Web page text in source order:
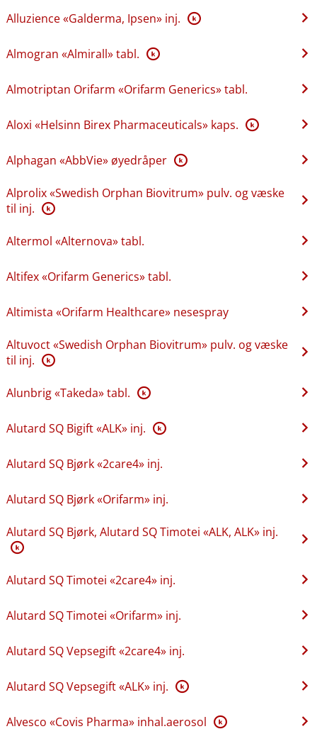
Alluzience «Galderma, Ipsen» inj. K
Almogran «Almirall» tabl. K
Almotriptan Orifarm «Orifarm Generics» tabl.
Aloxi «Helsinn Birex Pharmaceuticals» kaps. K
Alphagan «AbbVie» øyedråper K
Alprolix «Swedish Orphan Biovitrum» pulv. og væske
til inj. K
Altermol «Alternova» tabl.
Altifex «Orifarm Generics» tabl.
Altimista «Orifarm Healthcare» nesespray
Altuvoct «Swedish Orphan Biovitrum» pulv. og væske
til inj. K
Alunbrig «Takeda» tabl. K
Alutard SQ Bigift «ALK» inj. K
Alutard SQ Bjørk «2care4» inj.
Alutard SQ Bjørk «Orifarm» inj.
Alutard SQ Bjørk, Alutard SQ Timotei «ALK, ALK» inj.
K
Alutard SQ Timotei «2care4» inj.
Alutard SQ Timotei «Orifarm» inj.
Alutard SQ Vepsegift «2care4» inj.
Alutard SQ Vepsegift «ALK» inj. K
Alvesco «Covis Pharma» inhal.aerosol K